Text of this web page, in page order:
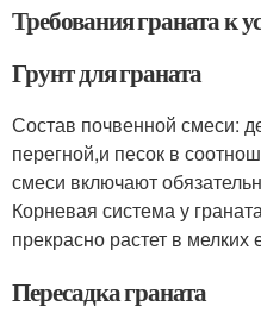
Требования граната к
Грунт для граната
Состав почвенной смеси:
перегной,и песок в
смеси включают
Корневая система у
прекрасно растет в мелких
Пересадка граната